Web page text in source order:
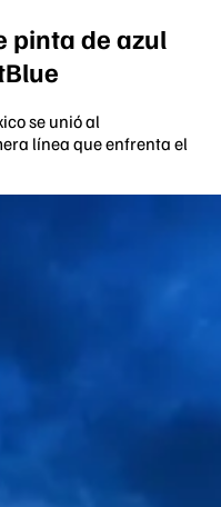
pinta de azul
se unió al
línea que enfrenta el